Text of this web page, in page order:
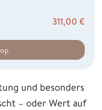
311,00 €
und besonders
– oder Wert auf